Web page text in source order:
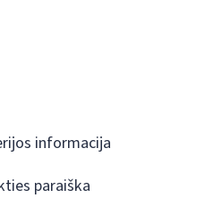
informacija
paraiška